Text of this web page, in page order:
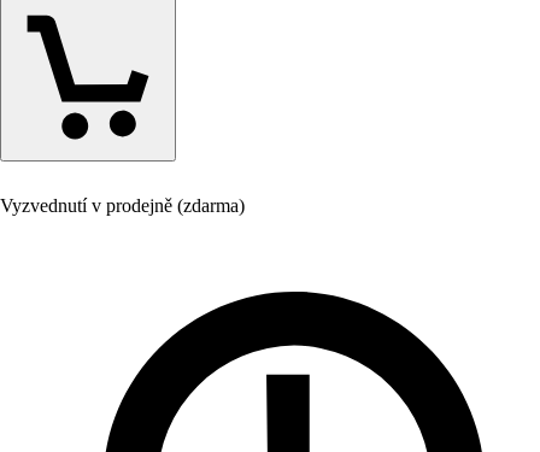
Vyzvednutí v prodejně (zdarma)